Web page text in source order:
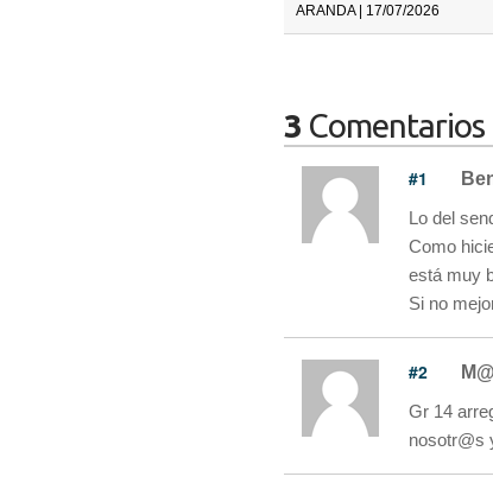
ARANDA | 17/07/2026
3 Comentarios
#1
Lo del
Como
está muy
Si no
#2
Gr 14
nosotr@s